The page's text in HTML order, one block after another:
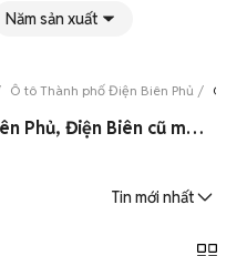
Năm sản xuất
Ô tô Thành phố Điện Biên Phủ Ô tô
0 xe MPV Thành phố Điện Biên Phủ, Điện Biên cũ mới 08/2026
Tin mới nhất